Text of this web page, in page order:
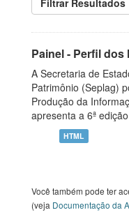
Filtrar Resultados
Painel - Perfil
A Secretaria de
Patrimônio (Seplag)
Produção da
apresenta a 6ª
HTML
Você também pode ter
(veja Documentação da